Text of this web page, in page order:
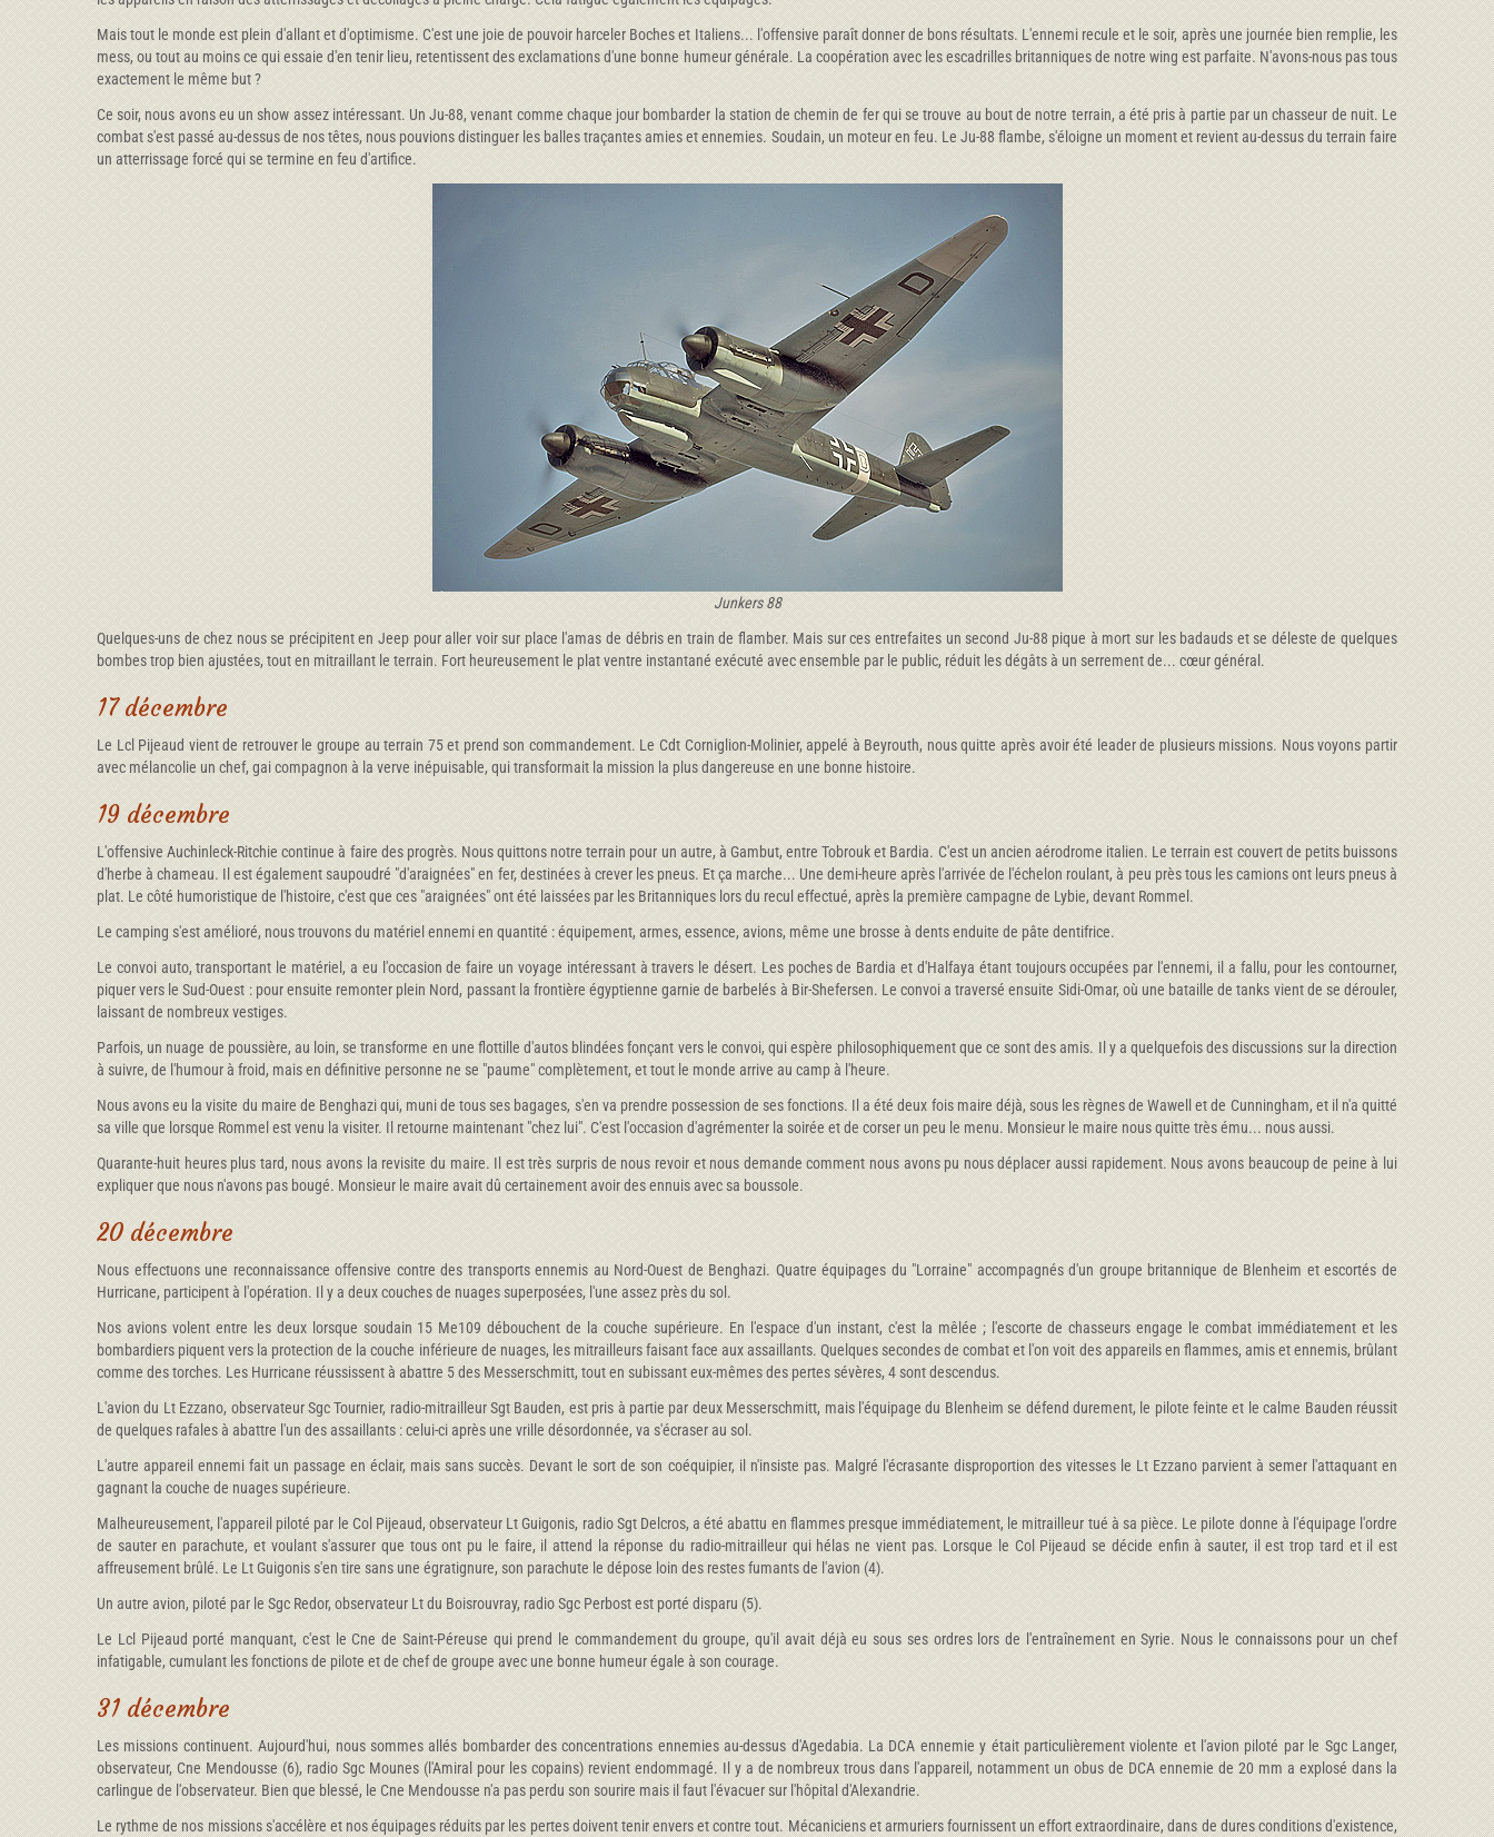
Mais tout le monde est plein d'allant et d'optimisme. C'est une joie de pouvoir harceler Boches et Italiens... l'offensive paraît donner de bons résultats. L'ennemi recule et le soir, après une journée bien remplie, les
mess, ou tout au moins ce qui essaie d'en tenir lieu, retentissent des exclamations d'une bonne humeur générale. La coopération avec les escadrilles britanniques de notre wing est parfaite. N'avons-nous pas tous
exactement le même but ?
Ce soir, nous avons eu un show assez intéressant. Un Ju-88, venant comme chaque jour bombarder la station de chemin de fer qui se trouve au bout de notre terrain, a été pris à partie par un chasseur de nuit. Le
combat s'est passé au-dessus de nos têtes, nous pouvions distinguer les balles traçantes amies et ennemies. Soudain, un moteur en feu. Le Ju-88 flambe, s'éloigne un moment et revient au-dessus du terrain faire
un atterrissage forcé qui se termine en feu d'artifice.
Junkers 88
Quelques-uns de chez nous se précipitent en Jeep pour aller voir sur place l'amas de débris en train de flamber. Mais sur ces entrefaites un second Ju-88 pique à mort sur les badauds et se déleste de quelques
bombes trop bien ajustées, tout en mitraillant le terrain. Fort heureusement le plat ventre instantané exécuté avec ensemble par le public, réduit les dégâts à un serrement de... cœur général.
17 décembre
Le Lcl Pijeaud vient de retrouver le groupe au terrain 75 et prend son commandement. Le Cdt Corniglion-Molinier, appelé à Beyrouth, nous quitte après avoir été leader de plusieurs missions. Nous voyons partir
avec mélancolie un chef, gai compagnon à la verve inépuisable, qui transformait la mission la plus dangereuse en une bonne histoire.
19 décembre
L'offensive Auchinleck-Ritchie continue à faire des progrès. Nous quittons notre terrain pour un autre, à Gambut, entre Tobrouk et Bardia. C'est un ancien aérodrome italien. Le terrain est couvert de petits buissons
d'herbe à chameau. Il est également saupoudré "d'araignées" en fer, destinées à crever les pneus. Et ça marche... Une demi-heure après l'arrivée de l'échelon roulant, à peu près tous les camions ont leurs pneus à
plat. Le côté humoristique de l'histoire, c'est que ces "araignées" ont été laissées par les Britanniques lors du recul effectué, après la première campagne de Lybie, devant Rommel.
Le camping s'est amélioré, nous trouvons du matériel ennemi en quantité : équipement, armes, essence, avions, même une brosse à dents enduite de pâte dentifrice.
Le convoi auto, transportant le matériel, a eu l'occasion de faire un voyage intéressant à travers le désert. Les poches de Bardia et d'Halfaya étant toujours occupées par l'ennemi, il a fallu, pour les contourner,
piquer vers le Sud-Ouest : pour ensuite remonter plein Nord, passant la frontière égyptienne garnie de barbelés à Bir-Shefersen. Le convoi a traversé ensuite Sidi-Omar, où une bataille de tanks vient de se dérouler,
laissant de nombreux vestiges.
Parfois, un nuage de poussière, au loin, se transforme en une flottille d'autos blindées fonçant vers le convoi, qui espère philosophiquement que ce sont des amis. Il y a quelquefois des discussions sur la direction
à suivre, de l'humour à froid, mais en définitive personne ne se "paume" complètement, et tout le monde arrive au camp à l'heure.
Nous avons eu la visite du maire de Benghazi qui, muni de tous ses bagages, s'en va prendre possession de ses fonctions. Il a été deux fois maire déjà, sous les règnes de Wawell et de Cunningham, et il n'a quitté
sa ville que lorsque Rommel est venu la visiter. Il retourne maintenant "chez lui". C'est l'occasion d'agrémenter la soirée et de corser un peu le menu. Monsieur le maire nous quitte très ému... nous aussi.
Quarante-huit heures plus tard, nous avons la revisite du maire. Il est très surpris de nous revoir et nous demande comment nous avons pu nous déplacer aussi rapidement. Nous avons beaucoup de peine à lui
expliquer que nous n'avons pas bougé. Monsieur le maire avait dû certainement avoir des ennuis avec sa boussole.
20 décembre
Nous effectuons une reconnaissance offensive contre des transports ennemis au Nord-Ouest de Benghazi. Quatre équipages du "Lorraine" accompagnés d'un groupe britannique de Blenheim et escortés de
Hurricane, participent à l'opération. Il y a deux couches de nuages superposées, l'une assez près du sol.
Nos avions volent entre les deux lorsque soudain 15 Me109 débouchent de la couche supérieure. En l'espace d'un instant, c'est la mêlée ; l'escorte de chasseurs engage le combat immédiatement et les
bombardiers piquent vers la protection de la couche inférieure de nuages, les mitrailleurs faisant face aux assaillants. Quelques secondes de combat et l'on voit des appareils en flammes, amis et ennemis, brûlant
comme des torches. Les Hurricane réussissent à abattre 5 des Messerschmitt, tout en subissant eux-mêmes des pertes sévères, 4 sont descendus.
L'avion du Lt Ezzano, observateur Sgc Tournier, radio-mitrailleur Sgt Bauden, est pris à partie par deux Messerschmitt, mais l'équipage du Blenheim se défend durement, le pilote feinte et le calme Bauden réussit
de quelques rafales à abattre l'un des assaillants : celui-ci après une vrille désordonnée, va s'écraser au sol.
L'autre appareil ennemi fait un passage en éclair, mais sans succès. Devant le sort de son coéquipier, il n'insiste pas. Malgré l'écrasante disproportion des vitesses le Lt Ezzano parvient à semer l'attaquant en
gagnant la couche de nuages supérieure.
Malheureusement, l'appareil piloté par le Col Pijeaud, observateur Lt Guigonis, radio Sgt Delcros, a été abattu en flammes presque immédiatement, le mitrailleur tué à sa pièce. Le pilote donne à l'équipage l'ordre
de sauter en parachute, et voulant s'assurer que tous ont pu le faire, il attend la réponse du radio-mitrailleur qui hélas ne vient pas. Lorsque le Col Pijeaud se décide enfin à sauter, il est trop tard et il est
affreusement brûlé. Le Lt Guigonis s'en tire sans une égratignure, son parachute le dépose loin des restes fumants de l'avion (4).
Un autre avion, piloté par le Sgc Redor, observateur Lt du Boisrouvray, radio Sgc Perbost est porté disparu (5).
Le Lcl Pijeaud porté manquant, c'est le Cne de Saint-Péreuse qui prend le commandement du groupe, qu'il avait déjà eu sous ses ordres lors de l'entraînement en Syrie. Nous le connaissons pour un chef
infatigable, cumulant les fonctions de pilote et de chef de groupe avec une bonne humeur égale à son courage.
31 décembre
Les missions continuent. Aujourd'hui, nous sommes allés bombarder des concentrations ennemies au-dessus d'Agedabia. La DCA ennemie y était particulièrement violente et l'avion piloté par le Sgc Langer,
observateur, Cne Mendousse (6), radio Sgc Mounes (l'Amiral pour les copains) revient endommagé. Il y a de nombreux trous dans l'appareil, notamment un obus de DCA ennemie de 20 mm a explosé dans la
carlingue de l'observateur. Bien que blessé, le Cne Mendousse n'a pas perdu son sourire mais il faut l'évacuer sur l'hôpital d'Alexandrie.
Le rythme de nos missions s'accélère et nos équipages réduits par les pertes doivent tenir envers et contre tout. Mécaniciens et armuriers fournissent un effort extraordinaire, dans de dures conditions d'existence,